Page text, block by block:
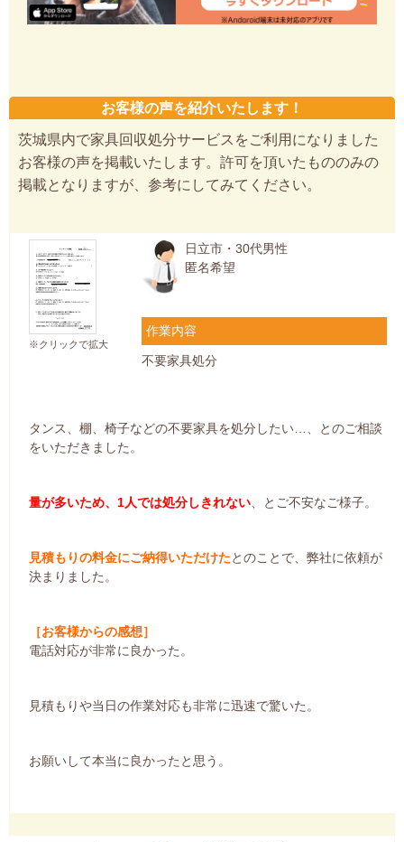
お客様の声を紹介いたします！
茨城県内で家具回収処分サービスをご利用になりました
お客様の声を掲載いたします。許可を頂いたもののみの
掲載となりますが、参考にしてみてください。
※クリックで拡大
日立市・30代男性
匿名希望
作業内容
不要家具処分
タンス、棚、椅子などの不要家具を処分したい…、とのご相談
をいただきました。
量が多いため、1人では処分しきれない、とご不安なご様子。
見積もりの料金にご納得いただけたとのことで、弊社に依頼が
決まりました。
［お客様からの感想］
電話対応が非常に良かった。
見積もりや当日の作業対応も非常に迅速で驚いた。
お願いして本当に良かったと思う。